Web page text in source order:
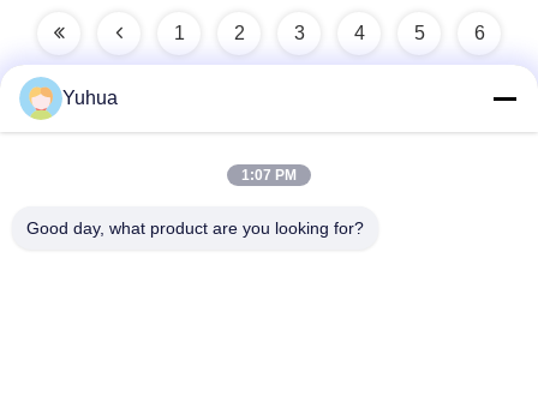
1 2 3 4 5 6
주소
Yuhua
1:07 PM
Good day, what product are you looking for?